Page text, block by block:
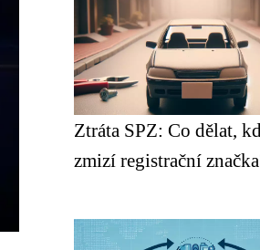
Ztráta SPZ: Co dělat,
zmizí registrační